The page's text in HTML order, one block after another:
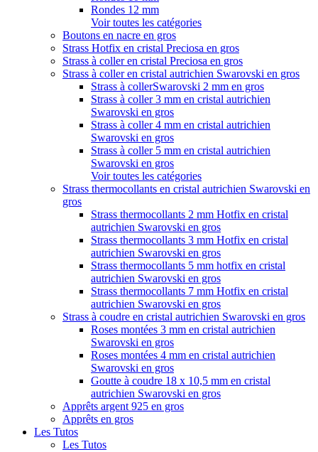
Rondes 12 mm
Voir toutes les catégories
Boutons en nacre en gros
Strass Hotfix en cristal Preciosa en gros
Strass à coller en cristal Preciosa en gros
Strass à coller en cristal autrichien Swarovski en gros
Strass à collerSwarovski 2 mm en gros
Strass à coller 3 mm en cristal autrichien
Swarovski en gros
Strass à coller 4 mm en cristal autrichien
Swarovski en gros
Strass à coller 5 mm en cristal autrichien
Swarovski en gros
Voir toutes les catégories
Strass thermocollants en cristal autrichien Swarovski en
gros
Strass thermocollants 2 mm Hotfix en cristal
autrichien Swarovski en gros
Strass thermocollants 3 mm Hotfix en cristal
autrichien Swarovski en gros
Strass thermocollants 5 mm hotfix en cristal
autrichien Swarovski en gros
Strass thermocollants 7 mm Hotfix en cristal
autrichien Swarovski en gros
Strass à coudre en cristal autrichien Swarovski en gros
Roses montées 3 mm en cristal autrichien
Swarovski en gros
Roses montées 4 mm en cristal autrichien
Swarovski en gros
Goutte à coudre 18 x 10,5 mm en cristal
autrichien Swarovski en gros
Apprêts argent 925 en gros
Apprêts en gros
Les Tutos
Les Tutos